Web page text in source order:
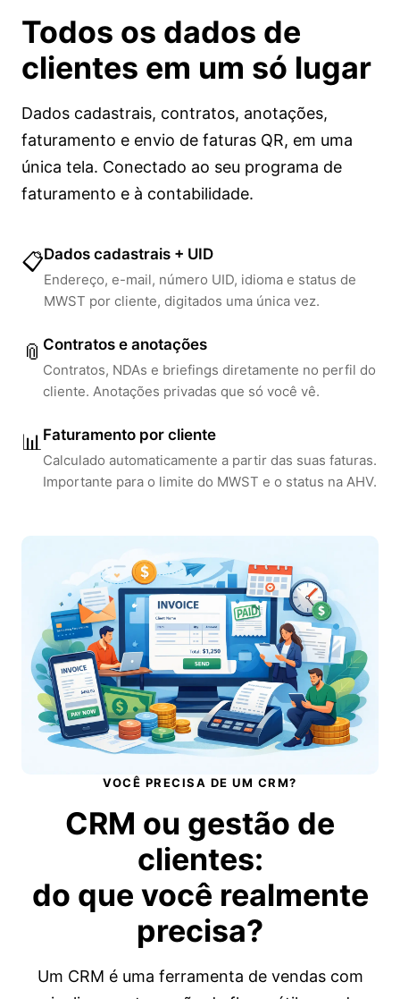
Todos os dados de
clientes em um só lugar
Dados cadastrais, contratos, anotações,
faturamento e envio de faturas QR, em uma
única tela. Conectado ao seu programa de
faturamento e à contabilidade.
📋Dados cadastrais + UID
Endereço, e-mail, número UID, idioma e status de
MWST por cliente, digitados uma única vez.
📎 Contratos e anotações
Contratos, NDAs e briefings diretamente no perfil do
cliente. Anotações privadas que só você vê.
📊Faturamento por cliente
Calculado automaticamente a partir das suas faturas.
Importante para o limite do MWST e o status na AHV.
VOCÊ PRECISA DE UM CRM?
CRM ou gestão de
clientes:
do que você realmente
precisa?
Um CRM é uma ferramenta de vendas com